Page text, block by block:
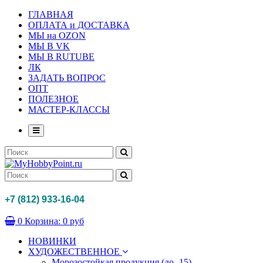
ГЛАВНАЯ
ОПЛАТА и ДОСТАВКА
МЫ на OZON
МЫ В VK
МЫ В RUTUBE
ЛК
ЗАДАТЬ ВОПРОС
ОПТ
ПОЛЕЗНОЕ
МАСТЕР-КЛАССЫ
+7 (812) 933-16-04
0 Корзина: 0 руб
НОВИНКИ
ХУДОЖЕСТВЕННОЕ